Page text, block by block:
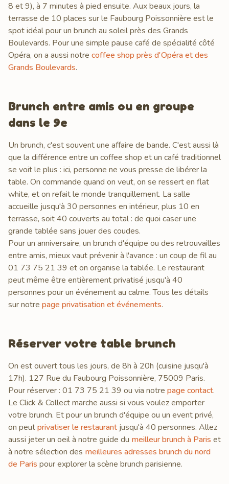
8 et 9), à 7 minutes à pied ensuite. Aux beaux jours, la
terrasse de 10 places sur le Faubourg Poissonnière est le
spot idéal pour un brunch au soleil près des Grands
Boulevards. Pour une simple pause café de spécialité côté
Opéra, on a aussi notre coffee shop près d'Opéra et des
Grands Boulevards.
Brunch entre amis ou en groupe
dans le 9e
Un brunch, c'est souvent une affaire de bande. C'est aussi là
que la différence entre un coffee shop et un café traditionnel
se voit le plus : ici, personne ne vous presse de libérer la
table. On commande quand on veut, on se ressert en flat
white, et on refait le monde tranquillement. La salle
accueille jusqu'à 30 personnes en intérieur, plus 10 en
terrasse, soit 40 couverts au total : de quoi caser une
grande tablée sans jouer des coudes.
Pour un anniversaire, un brunch d'équipe ou des retrouvailles
entre amis, mieux vaut prévenir à l'avance : un coup de fil au
01 73 75 21 39 et on organise la tablée. Le restaurant
peut même être entièrement privatisé jusqu'à 40
personnes pour un événement au calme. Tous les détails
sur notre page privatisation et événements.
Réserver votre table brunch
On est ouvert tous les jours, de 8h à 20h (cuisine jusqu'à
17h). 127 Rue du Faubourg Poissonnière, 75009 Paris.
Pour réserver : 01 73 75 21 39 ou via notre page contact.
Le Click & Collect marche aussi si vous voulez emporter
votre brunch. Et pour un brunch d'équipe ou un event privé,
on peutprivatiser le restaurant jusqu'à 40 personnes. Allez
aussi jeter un oeil à notre guide du meilleur brunch à Paris et
à notre sélection des meilleures adresses brunch du nord
de Paris pour explorer la scène brunch parisienne.